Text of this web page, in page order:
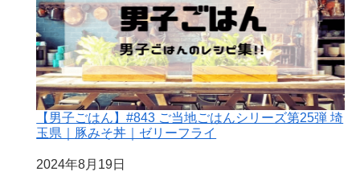
【男子ごはん】#843 ご当地ごはんシリーズ第25弾 埼
玉県｜豚みそ丼｜ゼリーフライ
日付
2024年8月19日